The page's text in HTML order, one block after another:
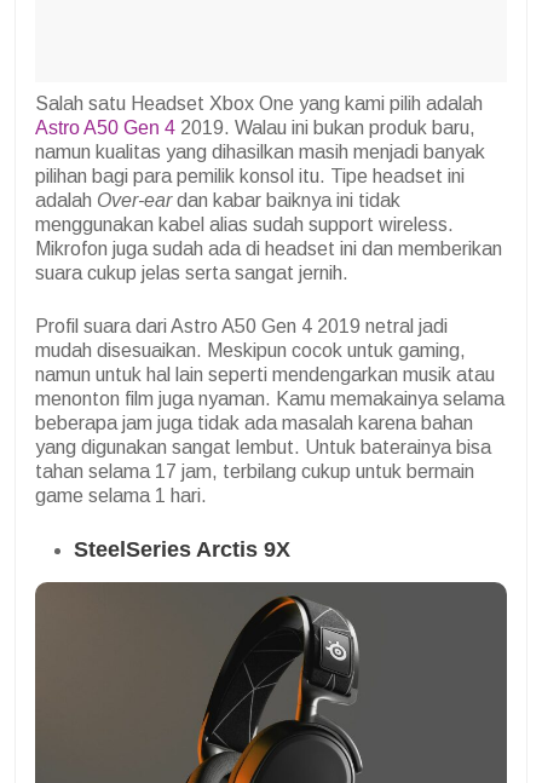
Salah satu Headset Xbox One yang kami pilih adalah
Astro A50 Gen 4 2019. Walau ini bukan produk baru,
namun kualitas yang dihasilkan masih menjadi banyak
pilihan bagi para pemilik konsol itu. Tipe headset ini
adalah Over-eardan kabar baiknya ini tidak
menggunakan kabel alias sudah support wireless.
Mikrofon juga sudah ada di headset ini dan memberikan
suara cukup jelas serta sangat jernih.
Profil suara dari Astro A50 Gen 4 2019 netral jadi
mudah disesuaikan. Meskipun cocok untuk gaming,
namun untuk hal lain seperti mendengarkan musik atau
menonton film juga nyaman. Kamu memakainya selama
beberapa jam juga tidak ada masalah karena bahan
yang digunakan sangat lembut. Untuk baterainya bisa
tahan selama 17 jam, terbilang cukup untuk bermain
game selama 1 hari.
SteelSeries Arctis 9X